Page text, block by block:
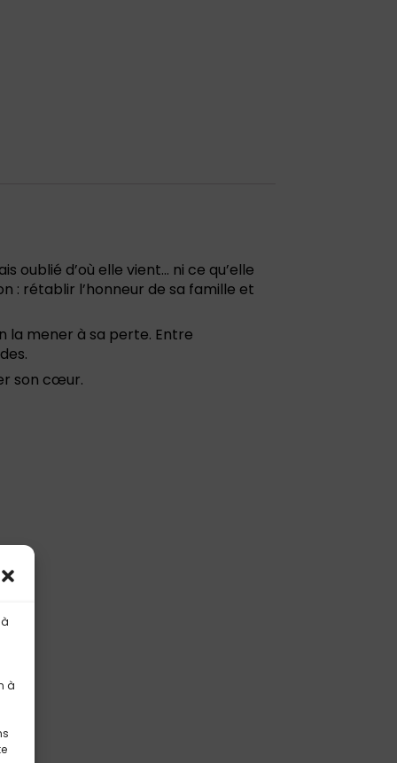
à
oublié d’où elle vient… ni ce qu’elle
: rétablir l’honneur de sa famille et
la mener à sa perte. Entre
son cœur.